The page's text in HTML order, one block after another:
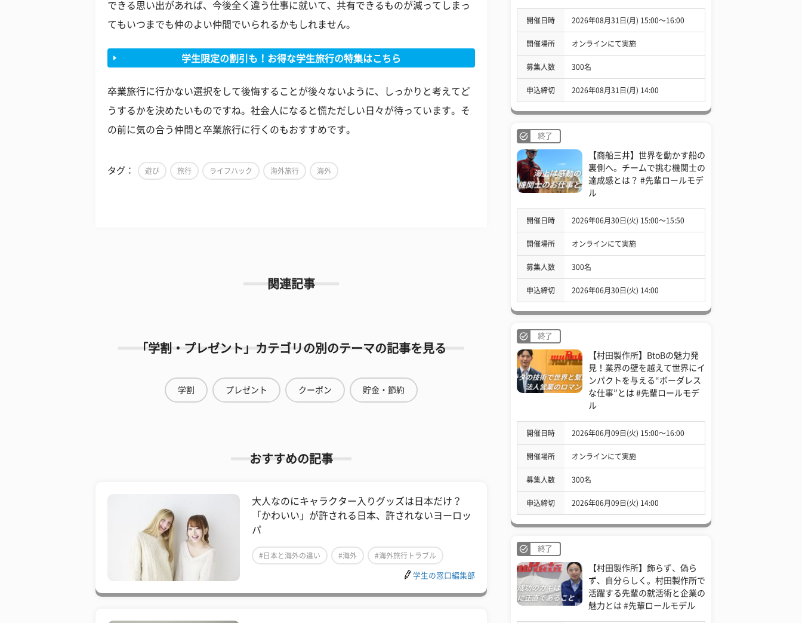
できる思い出があれば、今後全く違う仕事に就いて、共有できるものが減ってしまっ
てもいつまでも仲のよい仲間でいられるかもしれません。
学生限定の割引も！お得な学生旅行の特集はこちら
卒業旅行に行かない選択をして後悔することが後々ないように、しっかりと考えてど
うするかを決めたいものですね。社会人になると慌ただしい日々が待っています。そ
の前に気の合う仲間と卒業旅行に行くのもおすすめです。
タグ： 遊び 旅行 ライフハック 海外旅行 海外
関連記事
「学割・プレゼント」カテゴリの別のテーマの記事を見る
学割 プレゼント クーポン 貯金・節約
おすすめの記事
大人なのにキャラクター入りグッズは日本だけ？
「かわいい」が許される日本、許されないヨーロッ
パ
#日本と海外の違い #海外 #海外旅行トラブル
学生の窓口編集部
開催日時 2026年08月31日(月) 15:00〜16:00
開催場所 オンラインにて実施
募集人数 300名
申込締切 2026年08月31日(月) 14:00
終了
【商船三井】世界を動かす船の
裏側へ。チームで挑む機関士の
達成感とは？ #先輩ロールモデ
ル
開催日時 2026年06月30日(火) 15:00〜15:50
開催場所 オンラインにて実施
募集人数 300名
申込締切 2026年06月30日(火) 14:00
終了
【村田製作所】BtoBの魅力発
見！業界の壁を越えて世界にイ
ンパクトを与える“ボーダレス
な仕事”とは #先輩ロールモデ
ル
開催日時 2026年06月09日(火) 15:00〜16:00
開催場所 オンラインにて実施
募集人数 300名
申込締切 2026年06月09日(火) 14:00
終了
【村田製作所】飾らず、偽ら
ず、自分らしく。村田製作所で
活躍する先輩の就活術と企業の
魅力とは #先輩ロールモデル